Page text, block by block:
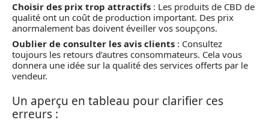
Choisir des prix trop attractifs : Les produits de CBD de
qualité ont un coût de production important. Des prix
anormalement bas doivent éveiller vos soupçons.
Oublier de consulter les avis clients : Consultez
toujours les retours d’autres consommateurs. Cela vous
donnera une idée sur la qualité des services offerts par le
vendeur.
Un aperçu en tableau pour clarifier ces
erreurs :